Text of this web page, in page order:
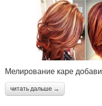
Мелирование каре
читать дальше →